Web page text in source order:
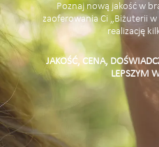
Poznaj nową jakość w
zaoferowania Ci „Biżuterii
realizację
JAKOŚĆ, CENA,
LEPSZYM